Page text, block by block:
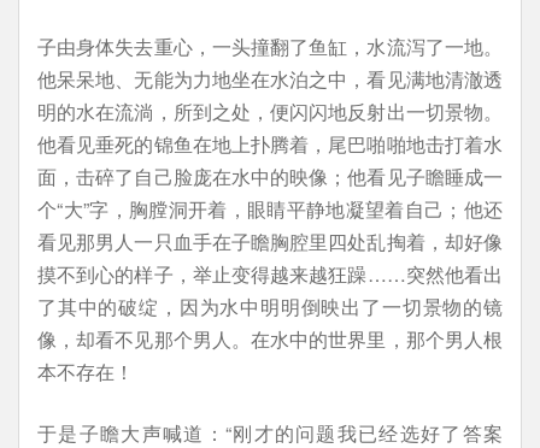
子由身体失去重心，一头撞翻了鱼缸，水流泻了一地。
他呆呆地、无能为力地坐在水泊之中，看见满地清澈透
明的水在流淌，所到之处，便闪闪地反射出一切景物。
他看见垂死的锦鱼在地上扑腾着，尾巴啪啪地击打着水
面，击碎了自己脸庞在水中的映像；他看见子瞻睡成一
个“大”字，胸膛洞开着，眼睛平静地凝望着自己；他还
看见那男人一只血手在子瞻胸腔里四处乱掏着，却好像
摸不到心的样子，举止变得越来越狂躁……突然他看出
了其中的破绽，因为水中明明倒映出了一切景物的镜
像，却看不见那个男人。在水中的世界里，那个男人根
本不存在！
于是子瞻大声喊道：“刚才的问题我已经选好了答案